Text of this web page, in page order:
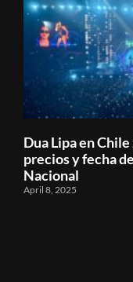
Dua Lipa en
precios y fecha
Nacional
April 8, 2025